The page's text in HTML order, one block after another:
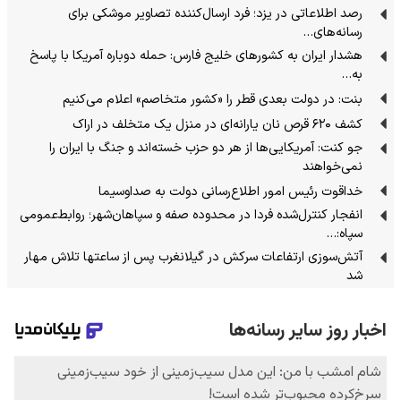
رصد اطلاعاتی در یزد؛ فرد ارسال‌کننده تصاویر موشکی برای
رسانه‌های…
هشدار ایران به کشورهای خلیج فارس: حمله دوباره آمریکا با پاسخ
به…
بنت: در دولت بعدی قطر را «کشور متخاصم» اعلام می‌کنیم
کشف ۶۲۰ قرص نان یارانه‌ای در منزل یک متخلف در اراک
جو کنت: آمریکایی‌ها از هر دو حزب خسته‌اند و جنگ با ایران را
نمی‌خواهند
خداقوت رئیس امور اطلاع‌رسانی دولت به صداوسیما
انفجار کنترل‌شده فردا در محدوده صفه و سپاهان‌شهر؛ روابط‌عمومی
سپاه:…
آتش‌سوزی ارتفاعات سرکش در گیلانغرب پس از ساعتها تلاش مهار
شد